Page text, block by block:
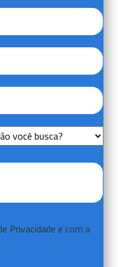
Privacidade e com a